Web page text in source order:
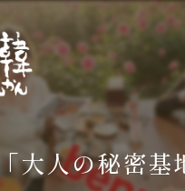
「大人の秘密基